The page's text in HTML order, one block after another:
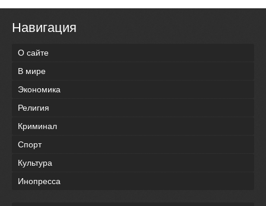
Навигация
О сайте
В мире
Экономика
Религия
Криминал
Спорт
Культура
Инопресса